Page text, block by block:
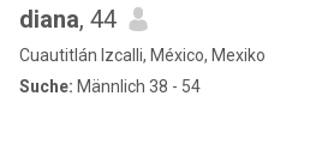
diana, 44
Cuautitlán Izcalli, México, Mexiko
Suche: Männlich 38 - 54